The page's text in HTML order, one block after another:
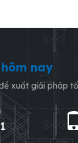
nay
xuất giải pháp